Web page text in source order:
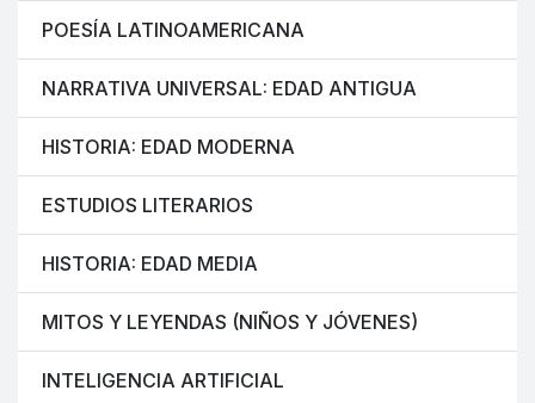
POESÍA LATINOAMERICANA
NARRATIVA UNIVERSAL: EDAD ANTIGUA
HISTORIA: EDAD MODERNA
ESTUDIOS LITERARIOS
HISTORIA: EDAD MEDIA
MITOS Y LEYENDAS (NIÑOS Y JÓVENES)
INTELIGENCIA ARTIFICIAL